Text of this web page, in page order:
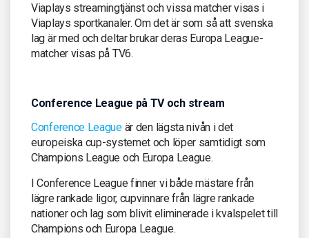
Viaplays streamingtjänst och vissa matcher visas i
Viaplays sportkanaler. Om det är som så att svenska
lag är med och deltar brukar deras Europa League-
matcher visas på TV6.
Conference League på TV och stream
Conference Leagueär den lägsta nivån i det
europeiska cup-systemet och löper samtidigt som
Champions League och Europa League.
I Conference League finner vi både mästare från
lägre rankade ligor, cupvinnare från lägre rankade
nationer och lag som blivit eliminerade i kvalspelet till
Champions och Europa League.